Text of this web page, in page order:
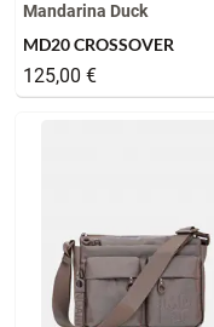
Mandarina Duck
MD20 CROSSOVER
125,00 €